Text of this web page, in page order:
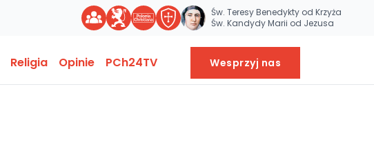
Św. Teresy Benedykty od Krzyża
Św. Kandydy Marii od Jezusa
Religia Opinie PCh24TV Wesprzyj nas